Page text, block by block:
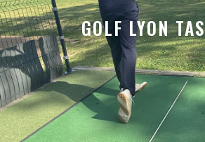
GOLF LYON